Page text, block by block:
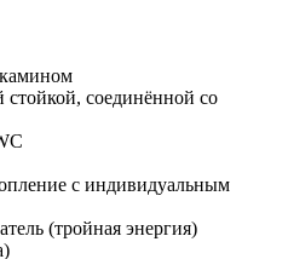
стойкой, соединённой со
с индивидуальным
(тройная энергия)